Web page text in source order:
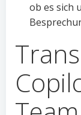
ob es sich